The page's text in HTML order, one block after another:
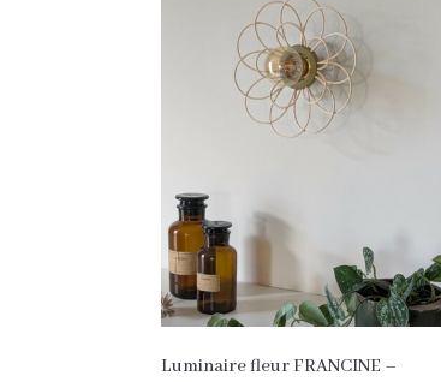
Luminaire fleur FRANCINE –